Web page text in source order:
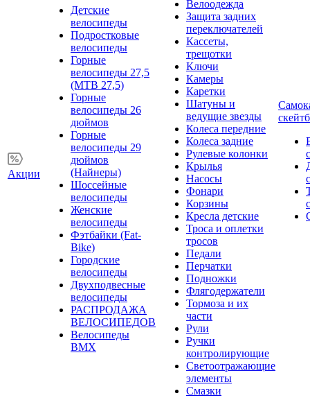
Акции
Детские
велосипеды
Подростковые
велосипеды
Горные
велосипеды 27,5
(MTB 27,5)
Горные
велосипеды 26
дюймов
Горные
велосипеды 29
дюймов
(Найнеры)
Шоссейные
велосипеды
Женские
велосипеды
Фэтбайки (Fat-
Bike)
Городские
велосипеды
Двухподвесные
велосипеды
РАСПРОДАЖА
ВЕЛОСИПЕДОВ
Велосипеды
BMX
Велоодежда
Защита задних
переключателей
Кассеты,
трещотки
Ключи
Камеры
Каретки
Шатуны и
ведущие звезды
Колеса передние
Колеса задние
Рулевые колонки
Крылья
Насосы
Фонари
Корзины
Кресла детские
Троса и оплетки
тросов
Педали
Перчатки
Подножки
Флягодержатели
Тормоза и их
части
Рули
Ручки
контролирующие
Светоотражающие
элементы
Смазки